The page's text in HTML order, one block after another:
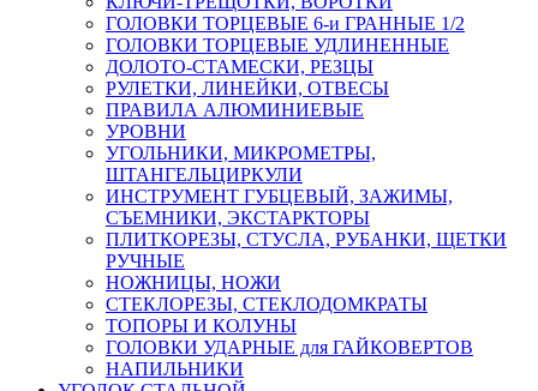
ГОЛОВКИ ТОРЦЕВЫЕ 6-и ГРАННЫЕ 1/2
ГОЛОВКИ ТОРЦЕВЫЕ УДЛИНЕННЫЕ
ДОЛОТО-СТАМЕСКИ, РЕЗЦЫ
РУЛЕТКИ, ЛИНЕЙКИ, ОТВЕСЫ
ПРАВИЛА АЛЮМИНИЕВЫЕ
УРОВНИ
УГОЛЬНИКИ, МИКРОМЕТРЫ,
ШТАНГЕЛЬЦИРКУЛИ
ИНСТРУМЕНТ ГУБЦЕВЫЙ, ЗАЖИМЫ,
СЪЕМНИКИ, ЭКСТАРКТОРЫ
ПЛИТКОРЕЗЫ, СТУСЛА, РУБАНКИ, ЩЕТКИ
РУЧНЫЕ
НОЖНИЦЫ, НОЖИ
СТЕКЛОРЕЗЫ, СТЕКЛОДОМКРАТЫ
ТОПОРЫ И КОЛУНЫ
ГОЛОВКИ УДАРНЫЕ для ГАЙКОВЕРТОВ
НАПИЛЬНИКИ